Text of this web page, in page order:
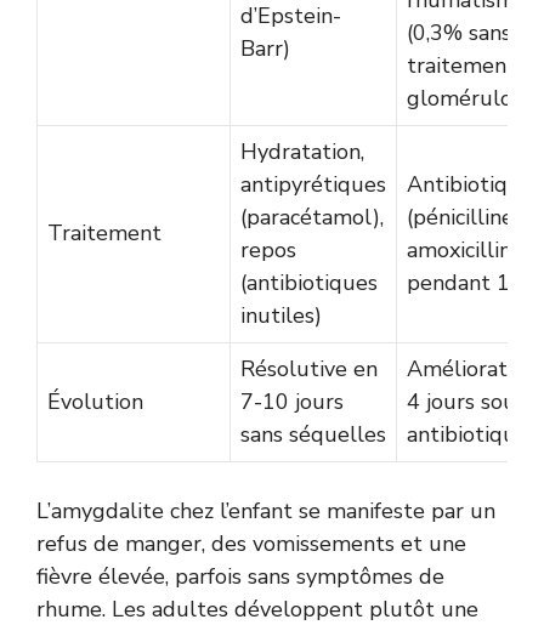
d’Epstein-
Barr)
(0,3% sans
traitement),
Traitement
Hydratation,
antipyrétiques
(paracétamol),
repos
(antibiotiques
inutiles)
Antibiotiques
(pénicilline V
amoxicilline)
pendant 10
Évolution
Résolutive en
7-10 jours
sans séquelles
Amélioration
4 jours sous
antibiotiques
L’amygdalite chez l’enfant se manifeste par un
refus de manger, des vomissements et une
fièvre élevée, parfois sans symptômes de
rhume. Les adultes développent plutôt une